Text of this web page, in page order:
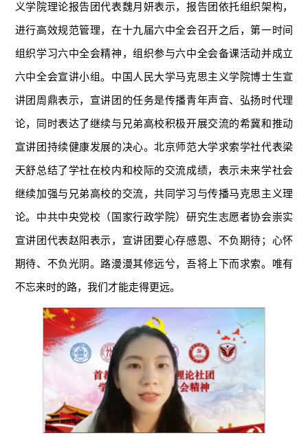
义学院理论报告团代表魏月妍表示，报告团依托组织架构，
进行高效规范管理，在十九届六中全会召开之后，第一时间
组织学习六中全会精神，组织参与六中全会备课活动并成立
六中全会宣讲小组。中国人民大学马克思主义学院博士生宣
讲团周鼎表示，宣讲团的任务是传播青年声音、弘扬时代理
论，同时表达了继续与兄弟高校积极开展交流的希冀和推动
宣讲团持续健康发展的决心。北京师范大学求索学社代表梁
天舒总结了学社在校内和校际的交流成绩，表示未来学社会
继续加强与兄弟高校的交流，共同学习与传播马克思主义理
论。中共中央党校（国家行政学院）研究生志愿者协会崇实
宣讲团代表赵阳表示，宣讲团要心存感恩、不负期待；心怀
期待、不负光阴。路漫漫其修远兮，吾将上下而求索。唯有
不忘来时的路，我们才能走得更远。